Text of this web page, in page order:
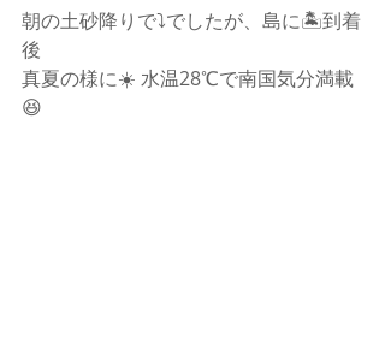
朝の土砂降りで⤵️でしたが、島に🏝️到着
後
真夏の様に☀️ 水温28℃で南国気分満載
😆